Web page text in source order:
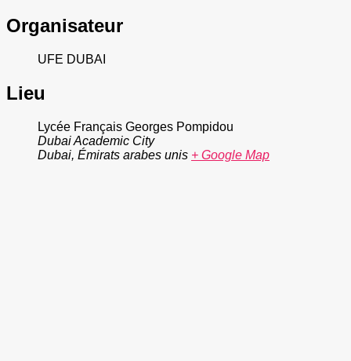
Organisateur
UFE DUBAI
Lieu
Lycée Français Georges Pompidou
Dubai Academic City
Dubai, Émirats arabes unis + Google Map